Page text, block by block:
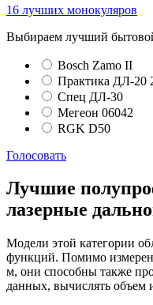
16 лучших монокуляров
Выбираем лучший
Bosch Zamo II
Практика ДЛ-20
Спец ДЛ-30
Мегеон 06042
RGK D50
Голосовать
Лучшие
лазерные
Модели этой категории
функций. Помимо
м, они способны также
данных, вычислять объем